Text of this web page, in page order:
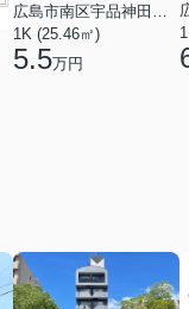
1K (25.46㎡)
5.5万円